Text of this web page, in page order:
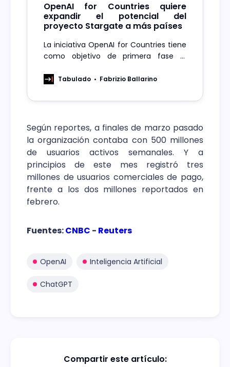
OpenAI for Countries quiere
expandir el potencial del
proyecto Stargate a más países
La iniciativa OpenAI for Countries tiene
como objetivo de primera fase el
regiones individuales.
Tabulado Fabrizio Ballarino
Según reportes, a finales de marzo pasado
la organización contaba con 500 millones
de usuarios activos semanales. Y a
principios de este mes registró tres
millones de usuarios comerciales de pago,
frente a los dos millones reportados en
febrero.
Fuentes:CNBC - Reuters
OpenAI Inteligencia Artificial
ChatGPT
Compartir este artículo: